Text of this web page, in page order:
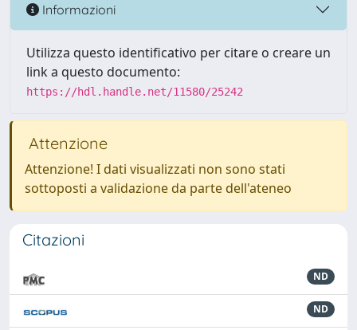
Informazioni
Utilizza questo identificativo per citare o creare un
link a questo documento:
https://hdl.handle.net/11580/25242
Attenzione
Attenzione! I dati visualizzati non sono stati
sottoposti a validazione da parte dell'ateneo
Citazioni
ND
ND